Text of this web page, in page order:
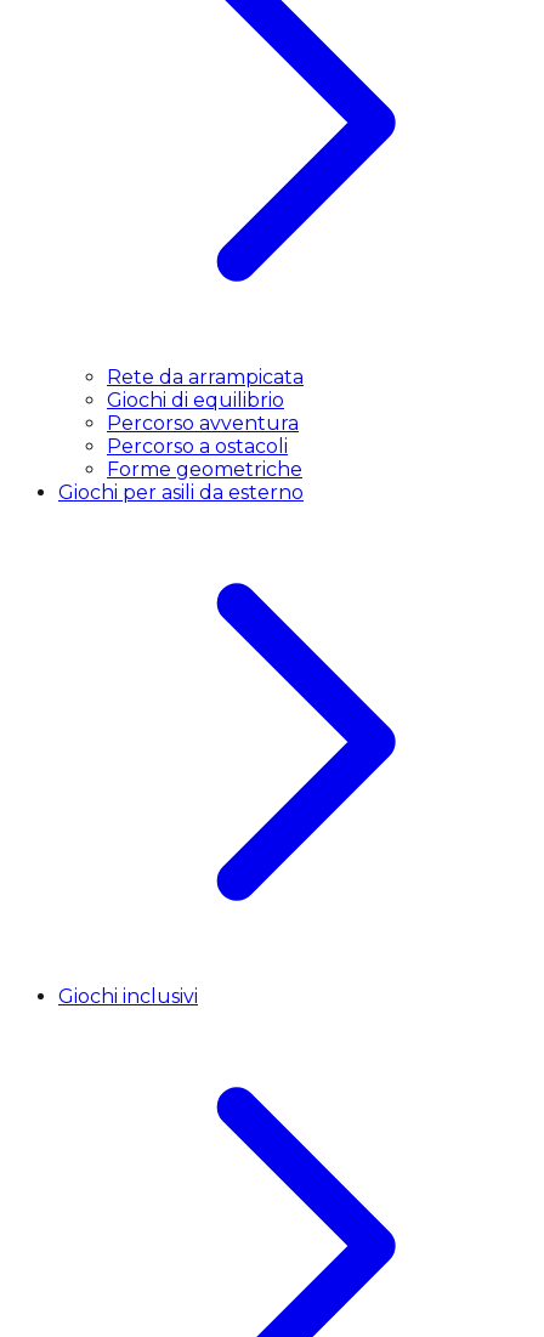
Rete da arrampicata
Giochi di equilibrio
Percorso avventura
Percorso a ostacoli
Forme geometriche
Giochi per asili da esterno
Giochi inclusivi